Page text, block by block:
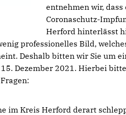
entnehmen wir,
Coronaschutz-
Herford hinterlässt
professionelles Bild,
Deshalb bitten wir Sie um
Dezember 2021. Hierbei
im Kreis Herford derart